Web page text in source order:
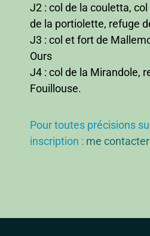
J2 : col de la couletta,
de la portiolette, refuge
J3 : col et fort de
Ours
J4 : col de la Mirandole,
Fouillouse.
Pour toutes précisions
inscription : me contacter